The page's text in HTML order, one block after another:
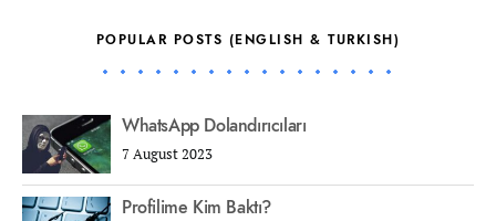
POPULAR POSTS (ENGLISH & TURKISH)
WhatsApp Dolandırıcıları
7 August 2023
Profilime Kim Baktı?